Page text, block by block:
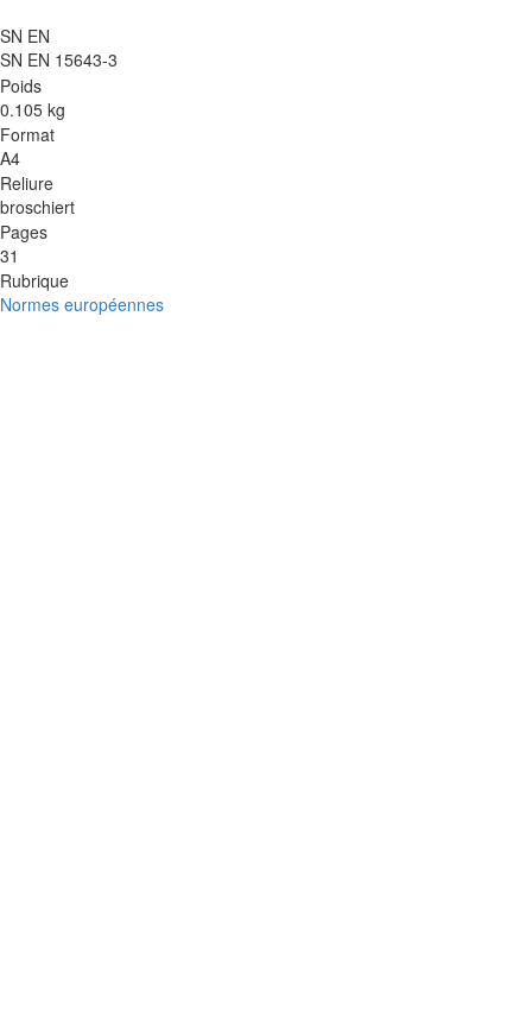
SN EN
SN EN 15643-3
Poids
0.105 kg
Format
A4
Reliure
broschiert
Pages
31
Rubrique
Normes européennes